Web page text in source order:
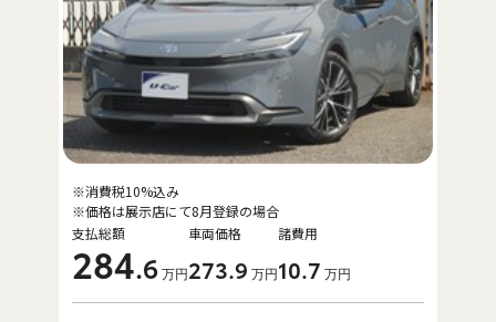
支払総額
284.6 万円
車両価格
273.9 万円
諸費用
10.7 万円
※消費税10%込み
※価格は展示店にて8月登録の場合